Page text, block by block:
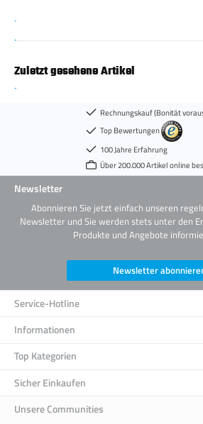
Zuletzt gesehene Artikel
Rechnungskauf (Bonität
Top Bewertungen
100 Jahre Erfahrung
Über 200.000 Artikel online
Newsletter
Abonnieren Sie jetzt einfach unseren
Newsletter und Sie werden stets unter den
Produkte und Angebote
Newsletter
Service-Hotline
Informationen
Top Kategorien
Sicher Einkaufen
Unsere Communities